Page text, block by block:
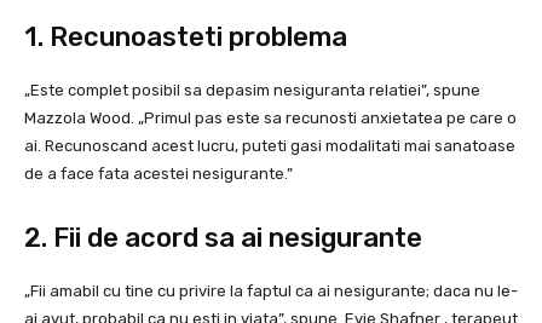
1. Recunoasteti problema
„Este complet posibil sa depasim nesiguranta relatiei”, spune
Mazzola Wood. „Primul pas este sa recunosti anxietatea pe care o
ai. Recunoscand acest lucru, puteti gasi modalitati mai sanatoase
de a face fata acestei nesigurante.”
2. Fii de acord sa ai nesigurante
„Fii amabil cu tine cu privire la faptul ca ai nesigurante; daca nu le-
ai avut, probabil ca nu esti in viata”, spune Evie Shafner , terapeut